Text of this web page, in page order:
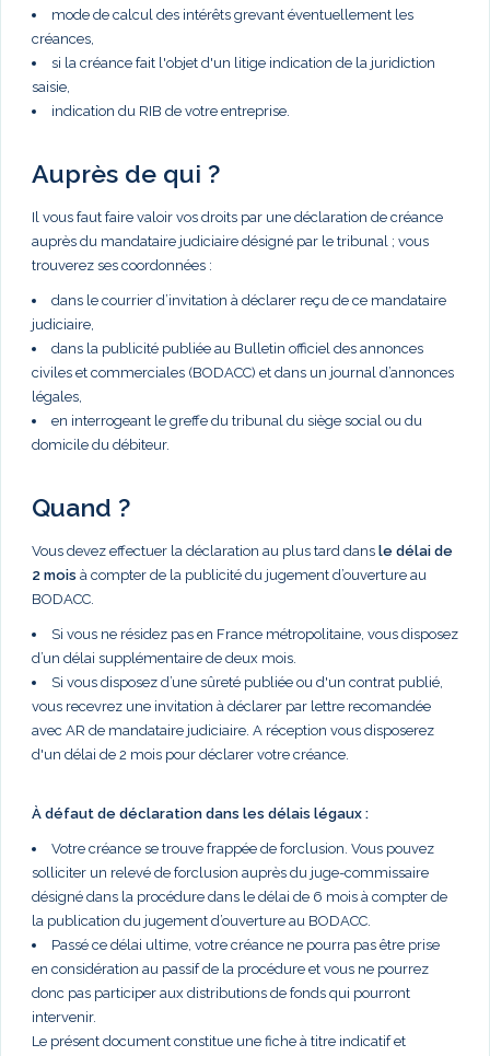
mode de calcul des intérêts grevant éventuellement les
créances,
si la créance fait l'objet d'un litige indication de la juridiction
saisie,
indication du RIB de votre entreprise.
Auprès de qui ?
Il vous faut faire valoir vos droits par une déclaration de créance
auprès du mandataire judiciaire désigné par le tribunal ; vous
trouverez ses coordonnées :
dans le courrier d’invitation à déclarer reçu de ce mandataire
judiciaire,
dans la publicité publiée au Bulletin officiel des annonces
civiles et commerciales (BODACC) et dans un journal d’annonces
légales,
en interrogeant le greffe du tribunal du siège social ou du
domicile du débiteur.
Quand ?
Vous devez effectuer la déclaration au plus tard dans le délai de
2 mois à compter de la publicité du jugement d’ouverture au
BODACC.
Si vous ne résidez pas en France métropolitaine, vous disposez
d’un délai supplémentaire de deux mois.
Si vous disposez d’une sûreté publiée ou d'un contrat publié,
vous recevrez une invitation à déclarer par lettre recomandée
avec AR de mandataire judiciaire. A réception vous disposerez
d'un délai de 2 mois pour déclarer votre créance.
À défaut de déclaration dans les délais légaux :
Votre créance se trouve frappée de forclusion. Vous pouvez
solliciter un relevé de forclusion auprès du juge-commissaire
désigné dans la procédure dans le délai de 6 mois à compter de
la publication du jugement d’ouverture au BODACC.
Passé ce délai ultime, votre créance ne pourra pas être prise
en considération au passif de la procédure et vous ne pourrez
donc pas participer aux distributions de fonds qui pourront
intervenir.
Le présent document constitue une fiche à titre indicatif et